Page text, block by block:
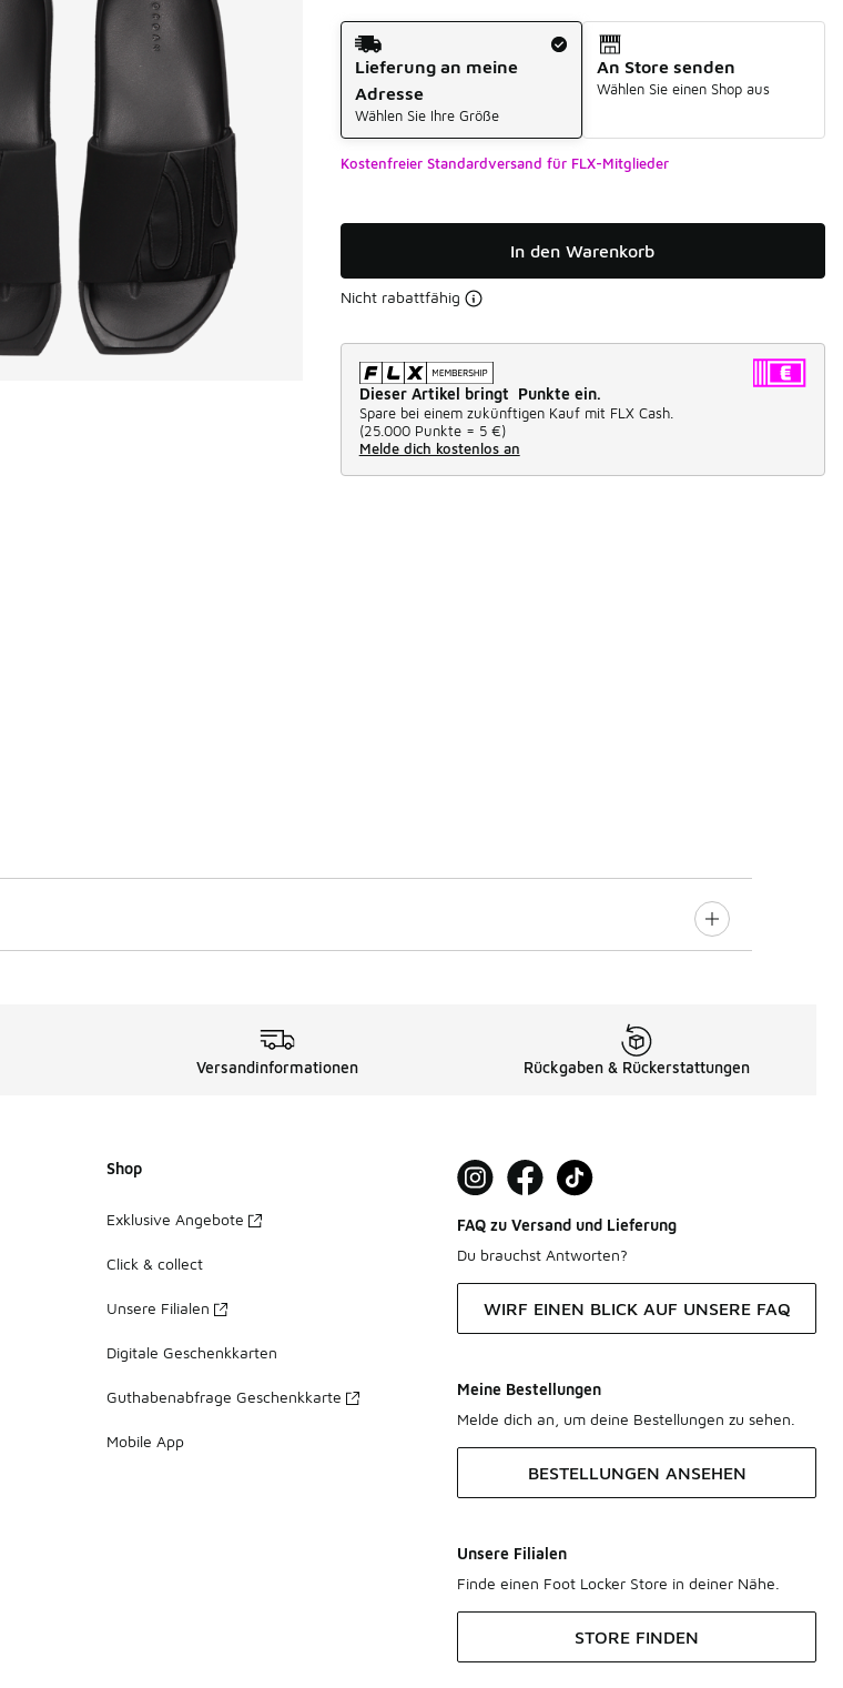
Versandart
Lieferung an meine
Adresse
Wählen Sie Ihre Größe
An Store senden
Wählen Sie einen Shop aus
Kostenfreier Standardversand für FLX-Mitglieder
In den Warenkorb
Nicht rabattfähig
Dieser Artikel bringt Punkte ein.
Spare bei einem zukünftigen Kauf mit FLX Cash.
(25.000 Punkte = 5 €)
Melde dich kostenlos an
Versandinformationen Rückgaben & Rückerstattungen
Shop
Exklusive Angebote
Click & collect
Unsere Filialen
Digitale Geschenkkarten
Guthabenabfrage Geschenkkarte
Mobile App
FAQ zu Versand und Lieferung
Du brauchst Antworten?
WIRF EINEN BLICK AUF UNSERE FAQ
Meine Bestellungen
Melde dich an, um deine Bestellungen zu sehen.
BESTELLUNGEN ANSEHEN
Unsere Filialen
Finde einen Foot Locker Store in deiner Nähe.
STORE FINDEN